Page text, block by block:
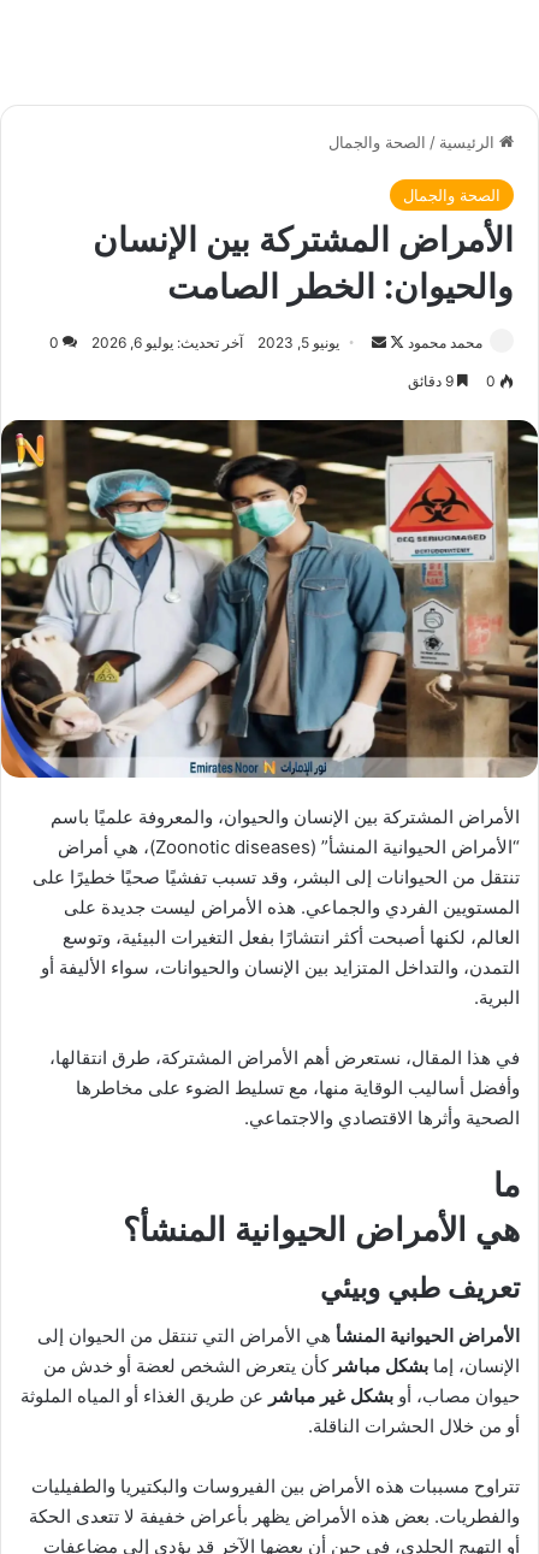
الرئيسية / الصحة والجمال
الصحة والجمال
الأمراض المشتركة بين الإنسان
والحيوان: الخطر الصامت
محمد محمود
ت
ع
ى
X
ل
ي
د
ا
ل
ك
ت
و
ن
يونيو 5, 2023 آخر تحديث: يوليو 6, 2026 0
0
الأمراض المشتركة بين الإنسان والحيوان، والمعروفة علميًا باسم
“الأمراض الحيوانية المنشأ” (Zoonotic diseases)، هي أمراض
تنتقل من الحيوانات إلى البشر، وقد تسبب تفشيًا صحيًا خطيرًا على
المستويين الفردي والجماعي. هذه الأمراض ليست جديدة على
العالم، لكنها أصبحت أكثر انتشارًا بفعل التغيرات البيئية، وتوسع
التمدن، والتداخل المتزايد بين الإنسان والحيوانات، سواء الأليفة أو
البرية.
في هذا المقال، نستعرض أهم الأمراض المشتركة، طرق انتقالها،
وأفضل أساليب الوقاية منها، مع تسليط الضوء على مخاطرها
الصحية وأثرها الاقتصادي والاجتماعي.
ما
هي الأمراض الحيوانية المنشأ؟
تعريف طبي وبيئي
الأمراض الحيوانية المنشأ هي الأمراض التي تنتقل من الحيوان إلى
الإنسان، إما بشكل مباشر كأن يتعرض الشخص لعضة أو خدش من
حيوان مصاب، أو بشكل غير مباشر عن طريق الغذاء أو المياه الملوثة
أو من خلال الحشرات الناقلة.
تتراوح مسببات هذه الأمراض بين الفيروسات والبكتيريا والطفيليات
والفطريات. بعض هذه الأمراض يظهر بأعراض خفيفة لا تتعدى الحكة
أو التهيج الجلدي، في حين أن بعضها الآخر قد يؤدي إلى مضاعفات